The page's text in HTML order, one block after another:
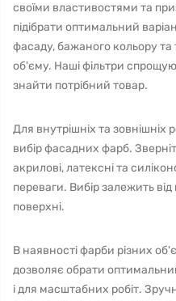
своїми властивостями та
підібрати оптимальний
фасаду, бажаного кольору та
об'єму. Наші фільтри
знайти потрібний товар.
Для внутрішніх та
вибір фасадних фарб.
акрилові, латексні та
переваги. Вибір залежить
поверхні.
В наявності фарби різних
дозволяє обрати
і для масштабних робіт.